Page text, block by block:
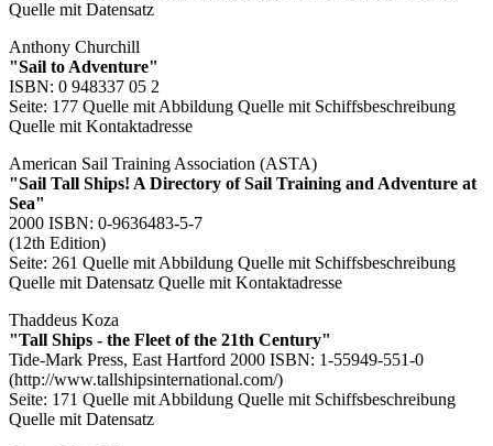
Quelle mit Datensatz
Anthony Churchill
"Sail to Adventure"
ISBN: 0 948337 05 2
Seite: 177 Quelle mit Abbildung Quelle mit Schiffsbeschreibung
Quelle mit Kontaktadresse
American Sail Training Association (ASTA)
"Sail Tall Ships! A Directory of Sail Training and Adventure at
Sea"
2000 ISBN: 0-9636483-5-7
(12th Edition)
Seite: 261 Quelle mit Abbildung Quelle mit Schiffsbeschreibung
Quelle mit Datensatz Quelle mit Kontaktadresse
Thaddeus Koza
"Tall Ships - the Fleet of the 21th Century"
Tide-Mark Press, East Hartford 2000 ISBN: 1-55949-551-0
(http://www.tallshipsinternational.com/)
Seite: 171 Quelle mit Abbildung Quelle mit Schiffsbeschreibung
Quelle mit Datensatz